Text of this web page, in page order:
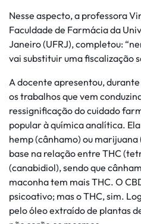
Nesse aspecto, a professora
Faculdade de Farmácia da
Janeiro (UFRJ), completou:
vai substituir uma fiscalização
A docente apresentou,
os trabalhos que vem
ressignificação do cuidado
popular à química analítica.
hemp (cânhamo) ou marijuana
base na relação entre THC
(canabidiol), sendo que
maconha tem mais THC. O
psicoativo; mas o THC, sim.
pelo óleo extraído de plantas